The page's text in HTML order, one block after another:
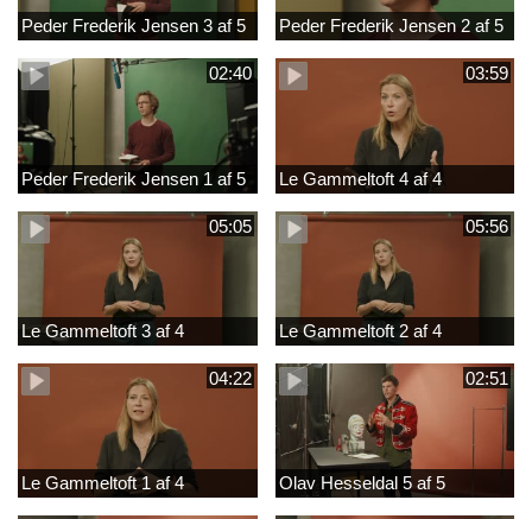
Peder Frederik Jensen 3 af 5 Peder Frederik Jensen 2 af 5
02:40
Peder Frederik Jensen 1 af 5
03:59
Le Gammeltoft 4 af 4
05:05
Le Gammeltoft 3 af 4
05:56
Le Gammeltoft 2 af 4
04:22
Le Gammeltoft 1 af 4
02:51
Olav Hesseldal 5 af 5